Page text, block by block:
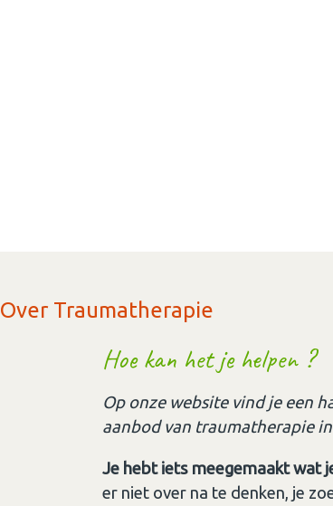
Over Traumatherapie
Hoe kan het je helpen ?
Op onze website vind je een
aanbod van traumatherapie
Je hebt iets meegemaakt wat
er niet over na te denken, je